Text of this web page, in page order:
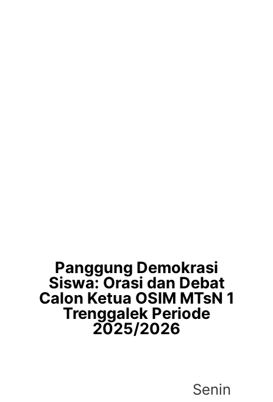
Panggung Demokrasi
Siswa: Orasi dan Debat
Calon Ketua OSIM MTsN 1
Trenggalek Periode
2025/2026
Senin